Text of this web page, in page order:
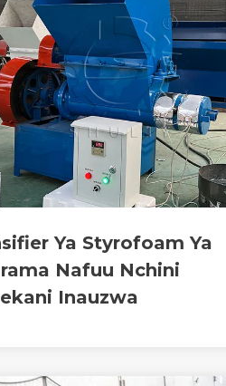
Ya Styrofoam Ya
Nafuu Nchini
Inauzwa